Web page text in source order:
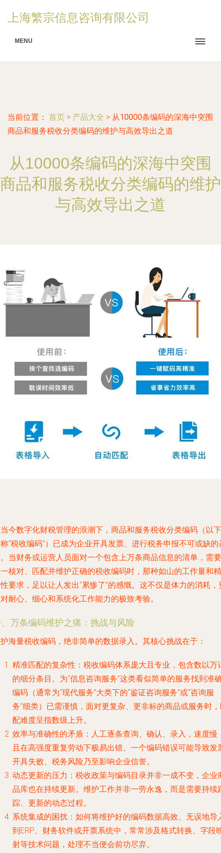
上海繁宗信息咨询有限公司
MENU
当前位置： 首页 > 产品大全 > 从10000条编码的深海中突围
商品和服务税收分类编码的维护与高效导出之道
从10000条编码的深海中突围
商品和服务税收分类编码的维护
与高效导出之道
今数字化财税管理的浪潮下，商品和服务税收分类编码（以下
“税收编码”）已成为企业开具发票、进行税务申报不可或缺的
当财务或运营人员面对一个包含上万条商品信息的清单，需要
核对、匹配并维护正确的税收编码时，那种如山的工作量和精
要求，足以让人发出“累惨了”的感慨。这不仅是体力的消耗，
耐心、细心和系统化工作能力的极致考验。
万条编码维护之痛：挑战与风险
海量税收编码，绝非简单的数据录入。其核心挑战在于：
精准匹配的复杂性 ：税收编码体系庞大且专业，包含数以万
的细分条目。为“信息咨询服务”这类看似简单的服务找到准
编码（通常为“现代服务”大类下的“鉴证咨询服务”或“咨询服
务”细类）已需谨慎，面对更复杂、更非标的商品或服务时
配难度呈指数级上升。
效率与准确性的矛盾 ：人工逐条查询、确认、录入，速度慢
且在高强度重复劳动下极易出错。一个编码错误可能导致发
开具失败、税务风险乃至影响企业信誉。
动态更新的压力 ：税收政策与编码目录并非一成不变，企业
品库也在持续更新。维护工作并非一劳永逸，而是需要持续
踪、更新的动态过程。
系统集成的困扰 ：如何将维护好的编码数据高效、无误地导
到ERP、财务软件或开票系统中，常常涉及格式转换、字段
射等技术问题，处理不当便会前功尽弃。